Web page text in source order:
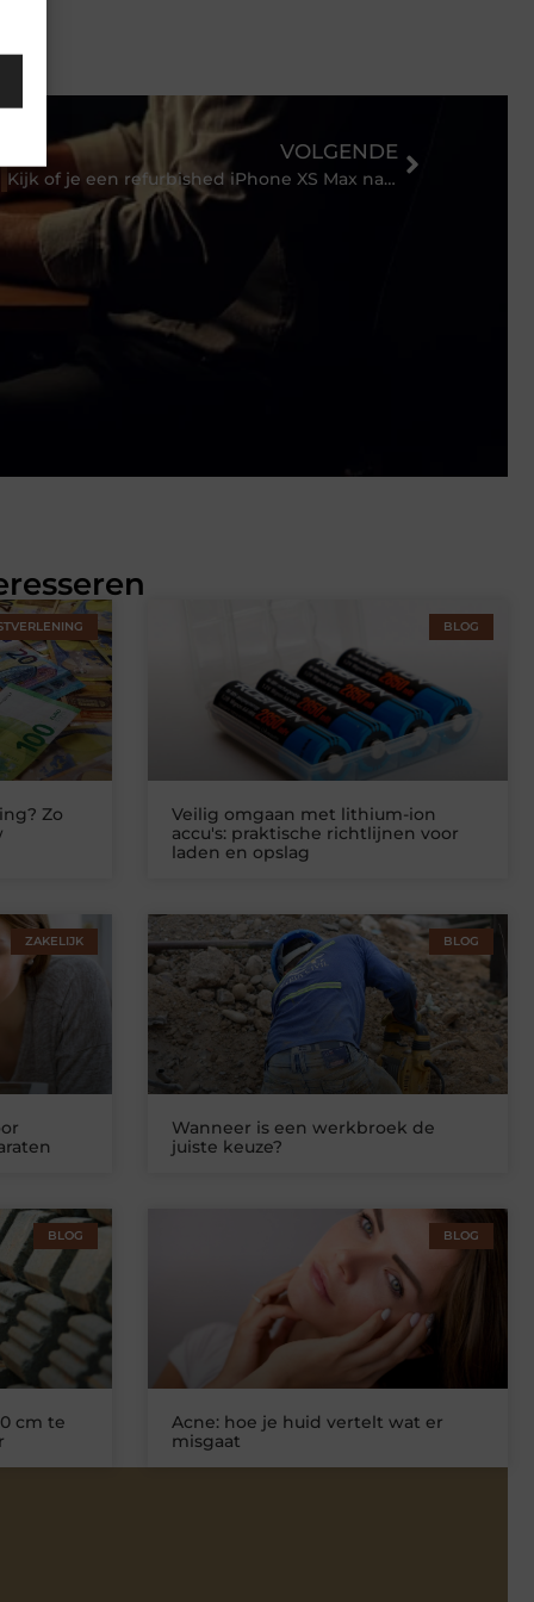
VOLGENDE
Kijk of je een refurbished iPhone XS Max naar je zin kunt vinden
Zo
BLOG
Veilig omgaan met lithium-ion
accu's: praktische richtlijnen voor
laden en opslag
ZAKELIJK BLOG
Wanneer is een werkbroek de
juiste keuze?
BLOG
cm te
BLOG
Acne: hoe je huid vertelt wat er
misgaat